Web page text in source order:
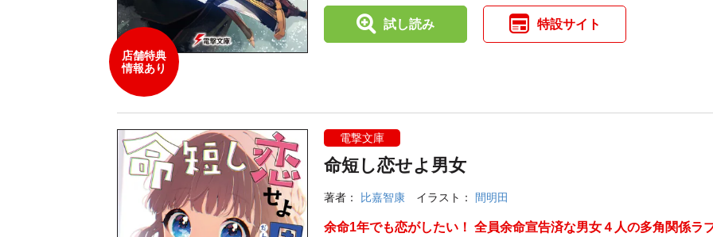
店舗特典
情報あり
試し読み 特設サイト
電撃文庫
命短し恋せよ男女
著者： 比嘉智康 イラスト： 間明田
余命1年でも恋がしたい！ 全員余命宣告済な男女４人の多角関係ラ